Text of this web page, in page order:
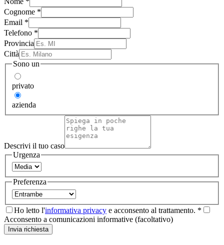
Cognome *
Email *
Telefono *
Provincia
Città
Sono un
privato
azienda
Descrivi il tuo caso
Urgenza
Preferenza
Ho letto l'informativa privacy e acconsento al trattamento. *
Acconsento a comunicazioni informative (facoltativo)
Invia richiesta